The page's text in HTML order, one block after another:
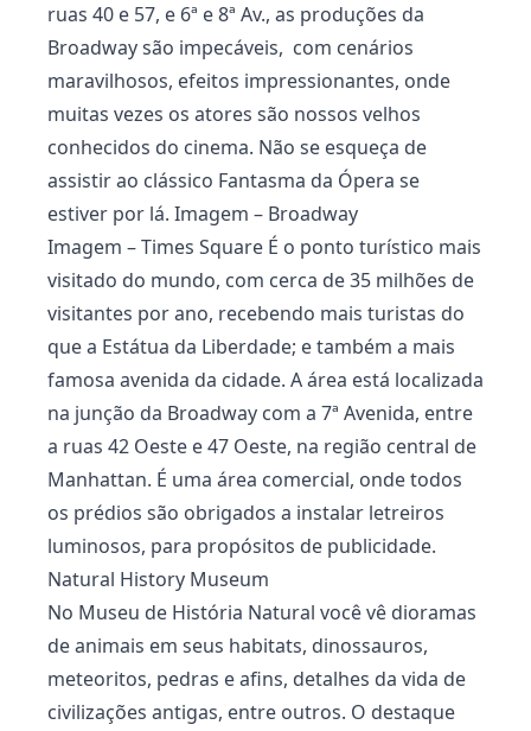
ruas 40 e 57, e 6ª e 8ª Av., as produções da
Broadway são impecáveis, com cenários
maravilhosos, efeitos impressionantes, onde
muitas vezes os atores são nossos velhos
conhecidos do cinema. Não se esqueça de
assistir ao clássico Fantasma da Ópera se
estiver por lá. Imagem – Broadway
Imagem – Times Square É o ponto turístico mais
visitado do mundo, com cerca de 35 milhões de
visitantes por ano, recebendo mais turistas do
que a Estátua da Liberdade; e também a mais
famosa avenida da cidade. A área está localizada
na junção da Broadway com a 7ª Avenida, entre
a ruas 42 Oeste e 47 Oeste, na região central de
Manhattan. É uma área comercial, onde todos
os prédios são obrigados a instalar letreiros
luminosos, para propósitos de publicidade.
Natural History Museum
No Museu de História Natural você vê dioramas
de animais em seus habitats, dinossauros,
meteoritos, pedras e afins, detalhes da vida de
civilizações antigas, entre outros. O destaque